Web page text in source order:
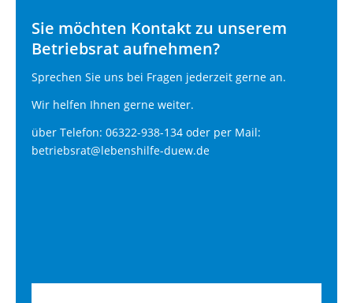
Sie möchten Kontakt zu unserem
Betriebsrat aufnehmen?
Sprechen Sie uns bei Fragen jederzeit gerne an.
Wir helfen Ihnen gerne weiter.
über Telefon: 06322-938-134 oder per Mail:
betriebsrat@lebenshilfe-duew.de